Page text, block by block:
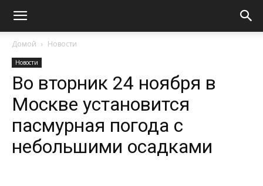
Домой Новости
Новости
Во вторник 24 ноября в
Москве установится
пасмурная погода с
небольшими осадками